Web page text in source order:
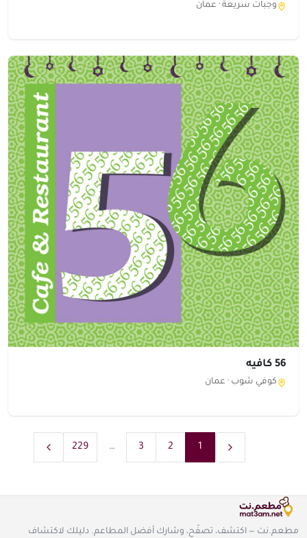
وجبات سريعة · عمان
56 كافيه
كوفي شوب · عمان
1
2
3
…
229
مطعم.نت — اكتشف، تصفّح، وشارك أفضل المطاعم. دليلك لاكتشاف